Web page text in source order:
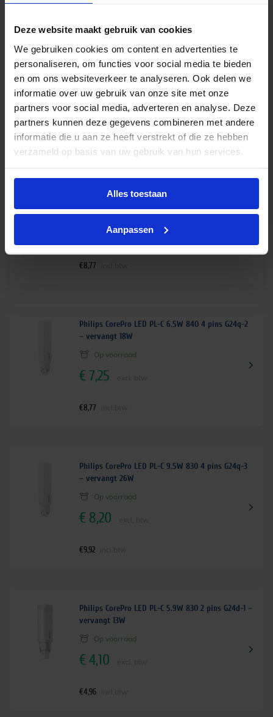
Deze website maakt gebruik van cookies
We gebruiken cookies om content en advertenties te
personaliseren, om functies voor social media te bieden
en om ons websiteverkeer te analyseren. Ook delen we
informatie over uw gebruik van onze site met onze
partners voor social media, adverteren en analyse. Deze
partners kunnen deze gegevens combineren met andere
informatie die u aan ze heeft verstrekt of die ze hebben
verzameld op basis van uw gebruik van hun services.
Alles toestaan
Aanpassen
– vervangt 10 | 13W
€ 6,95 excl. btw
€ 8,41 incl.btw
– vervangt 18W
Op voorraad
7,25 excl. btw
€8,77
Philips CorePro LED PL-C 6.5W 840 4 pins G24q-2
– vervangt 18W
Op voorraad
€7,25
€8,77
Philips CorePro LED PL-C 9.5W 830 4 pins G24q-3
– vervangt 26W
Op voorraad
€ 8,20
€9,92
Philips CorePro LED PL-C 5.9W 830 2 pins G24d-1 –
vervangt 13W
Op voorraad
€ 4,10
€4,96